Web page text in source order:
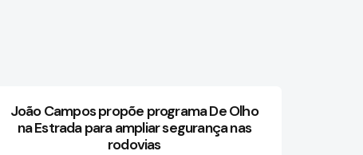
João Campos propõe programa De Olho
na Estrada para ampliar segurança nas
rodovias